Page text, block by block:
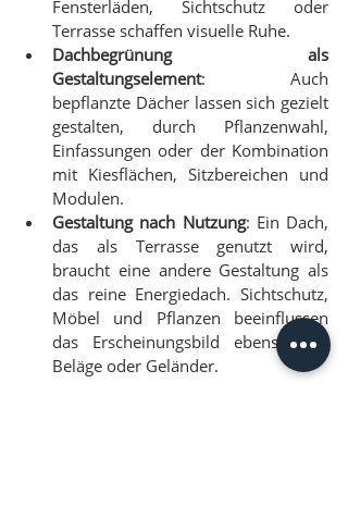
Fensterläden, Sichtschutz oder
Terrasse schaffen visuelle Ruhe.
Dachbegrünung als
Gestaltungselement: Auch
bepflanzte Dächer lassen sich gezielt
gestalten, durch Pflanzenwahl,
Einfassungen oder der Kombination
mit Kiesflächen, Sitzbereichen und
Modulen.
Gestaltung nach Nutzung: Ein Dach,
das als Terrasse genutzt wird,
braucht eine andere Gestaltung als
das reine Energiedach. Sichtschutz,
Möbel und Pflanzen beeinflussen
das Erscheinungsbild ebenso wie
Beläge oder Geländer.